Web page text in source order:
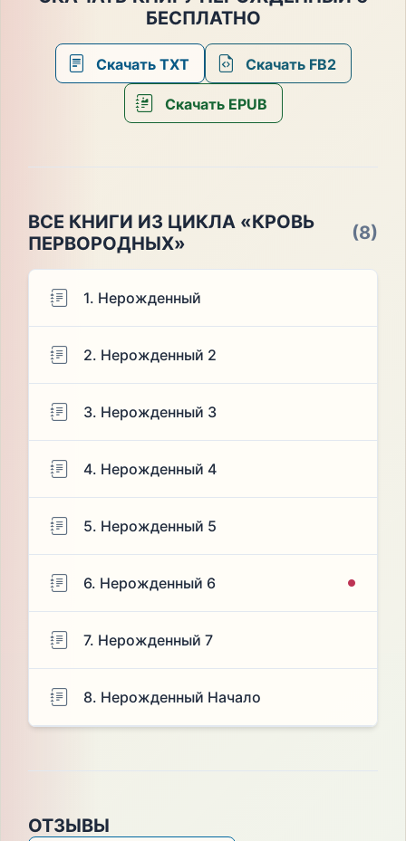
БЕСПЛАТНО
Скачать TXT Скачать FB2
Скачать EPUB
ВСЕ КНИГИ ИЗ ЦИКЛА «КРОВЬ
ПЕРВОРОДНЫХ»
(8)
1. Нерожденный
2. Нерожденный 2
3. Нерожденный 3
4. Нерожденный 4
5. Нерожденный 5
6. Нерожденный 6
7. Нерожденный 7
8. Нерожденный Начало
ОТЗЫВЫ